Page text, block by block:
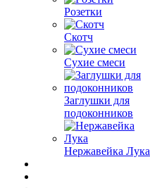
Розетки
Скотч
Сухие смеси
Заглушки для
подоконников
Нержавейка Лука